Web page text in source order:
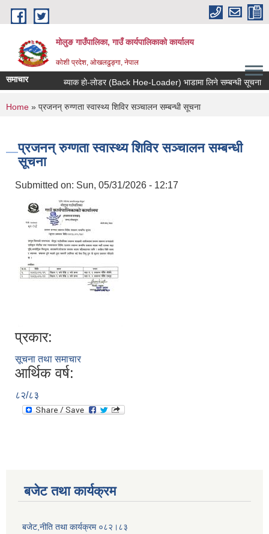
Skip to main content
मोलुङ गाउँपालिका, गाउँ कार्यपालिकाको कार्यालय
कोशी प्रदेश, ओखलढुङ्गा, नेपाल
समाचार ब्याक हाे-लाेडर (Back Hoe-Loader) भाडामा लिने सम्बन्धी सूचना
You are here
Home » प्रजनन् रुग्णता स्वास्थ्य शिविर सञ्चालन सम्बन्धी सूचना
प्रजनन् रुग्णता स्वास्थ्य शिविर सञ्चालन सम्बन्धी
सूचना
Submitted on: Sun, 05/31/2026 - 12:17
प्रकार:
सूचना तथा समाचार
आर्थिक वर्ष:
८२/८३
बजेट तथा कार्यक्रम
बजेट,नीति तथा कार्यक्रम ०८२।८३